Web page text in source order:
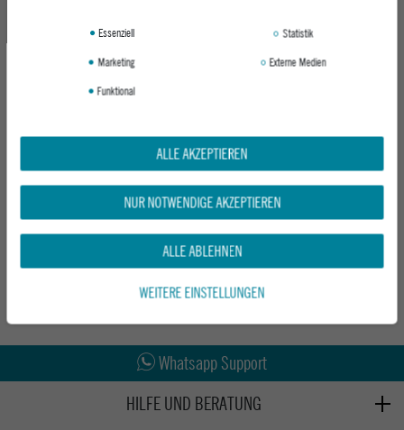
RIP CURL DAMEN SANDALE FREEDOM
BLOOM OPEN TOE
MULTICOLOR
ab 24,95 €
Whatsapp Support
Kauf auf Rechnung
Abholung in den Epoxy Stores
HILFE UND BERATUNG
Essenziell
Statistik
Marketing
Externe Medien
Funktional
ALLE AKZEPTIEREN
NUR NOTWENDIGE AKZEPTIEREN
ALLE ABLEHNEN
WEITERE EINSTELLUNGEN